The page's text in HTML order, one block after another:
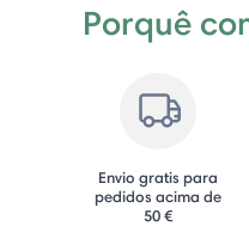
Porquê
Envio gratis para
pedidos acima de
50 €